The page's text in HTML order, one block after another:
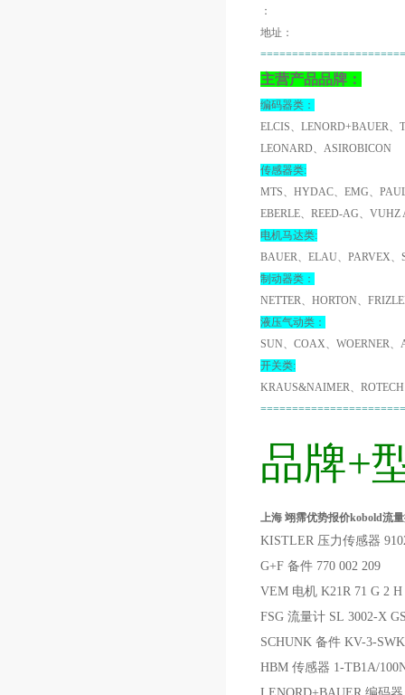
：
地址：
主营产品品牌：
编码器类：
ELCIS、LENORD+BAUER
LEONARD、ASIROBICON
传感器类:
MTS、HYDAC、EMG、
EBERLE、REED-AG、
电机马达类:
BAUER、ELAU、PARVEX
制动器类：
NETTER、HORTON、
液压气动类：
SUN、COAX、WOERNER
开关类:
KRAUS&NAIMER、
品牌+
上海 翊霈优势报价kobold流
KISTLER 压力传感器
G+F 备件 770 002 209
VEM 电机 K21R 71 G 2 H
FSG 流量计 SL 3002-X
SCHUNK 备件 KV-3-
HBM 传感器 1-TB1A/